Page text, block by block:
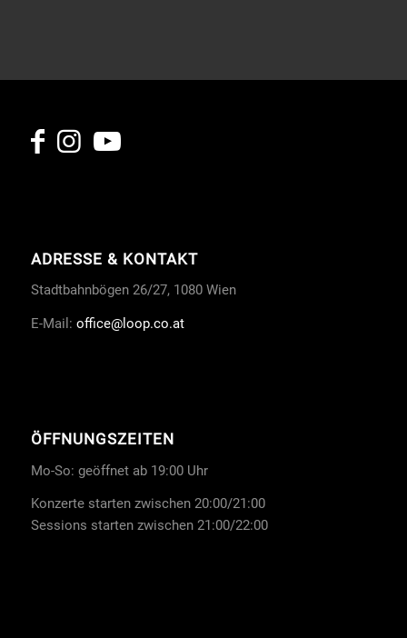
ADRESSE & KONTAKT
Stadtbahnbögen 26/27, 1080 Wien
E-Mail: office@loop.co.at
ÖFFNUNGSZEITEN
Mo-So: geöffnet ab 19:00 Uhr
Konzerte starten zwischen 20:00/21:00
Sessions starten zwischen 21:00/22:00